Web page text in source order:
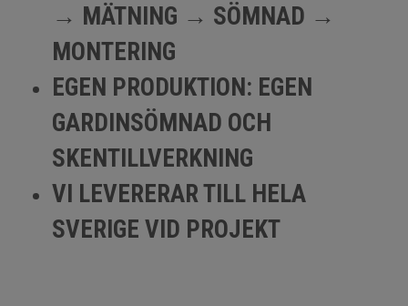
→ MÄTNING → SÖMNAD →
MONTERING
EGEN PRODUKTION: EGEN
GARDINSÖMNAD OCH
SKENTILLVERKNING
VI LEVERERAR TILL HELA
SVERIGE VID PROJEKT